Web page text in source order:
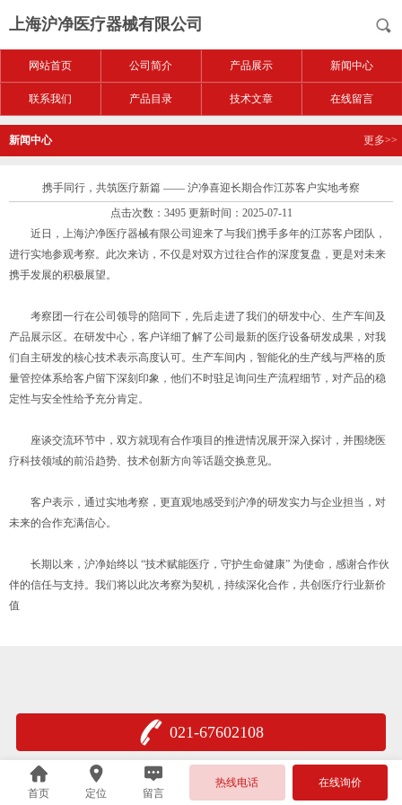
上海沪净医疗器械有限公司
网站首页 公司简介 产品展示 新闻中心
联系我们 产品目录 技术文章 在线留言
新闻中心 更多>>
携手同行，共筑医疗新篇 —— 沪净喜迎长期合作江苏客户实地考察
点击次数：3495 更新时间：2025-07-11
近日，上海沪净医疗器械有限公司迎来了与我们携手多年的江苏客户团队，
进行实地参观考察。此次来访，不仅是对双方过往合作的深度复盘，更是对未来
携手发展的积极展望。
考察团一行在公司领导的陪同下，先后走进了我们的研发中心、生产车间及
产品展示区。在研发中心，客户详细了解了公司最新的医疗设备研发成果，对我
们自主研发的核心技术表示高度认可。生产车间内，智能化的生产线与严格的质
量管控体系给客户留下深刻印象，他们不时驻足询问生产流程细节，对产品的稳
定性与安全性给予充分肯定。
座谈交流环节中，双方就现有合作项目的推进情况展开深入探讨，并围绕医
疗科技领域的前沿趋势、技术创新方向等话题交换意见。
客户表示，通过实地考察，更直观地感受到沪净的研发实力与企业担当，对
未来的合作充满信心。
长期以来，沪净始终以 “技术赋能医疗，守护生命健康” 为使命，感谢合作伙
伴的信任与支持。我们将以此次考察为契机，持续深化合作，共创医疗行业新价
值
021-67602108
首页 定位 留言
热线电话 在线询价